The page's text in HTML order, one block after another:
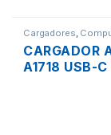
Cargadores,
CARGADOR
A1718 USB-C
9V 3A
2.4A 61W +